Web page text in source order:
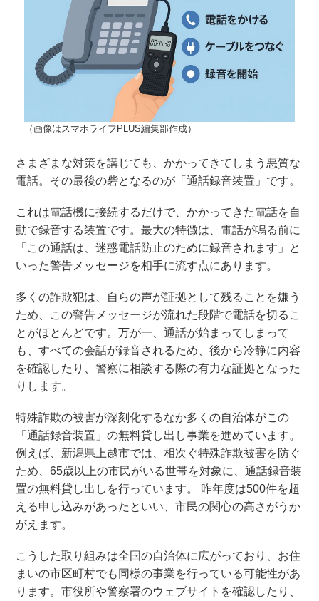
（画像はスマホライフPLUS編集部作成）
さまざまな対策を講じても、かかってきてしまう悪質な
電話。その最後の砦となるのが「通話録音装置」です。
これは電話機に接続するだけで、かかってきた電話を自
動で録音する装置です。最大の特徴は、電話が鳴る前に
「この通話は、迷惑電話防止のために録音されます」と
いった警告メッセージを相手に流す点にあります。
多くの詐欺犯は、自らの声が証拠として残ることを嫌う
ため、この警告メッセージが流れた段階で電話を切るこ
とがほとんどです。万が一、通話が始まってしまって
も、すべての会話が録音されるため、後から冷静に内容
を確認したり、警察に相談する際の有力な証拠となった
りします。
特殊詐欺の被害が深刻化するなか多くの自治体がこの
「通話録音装置」の無料貸し出し事業を進めています。
例えば、新潟県上越市では、相次ぐ特殊詐欺被害を防ぐ
ため、65歳以上の市民がいる世帯を対象に、通話録音装
置の無料貸し出しを行っています。 昨年度は500件を超
える申し込みがあったといい、市民の関心の高さがうか
がえます。
こうした取り組みは全国の自治体に広がっており、お住
まいの市区町村でも同様の事業を行っている可能性があ
ります。市役所や警察署のウェブサイトを確認したり、